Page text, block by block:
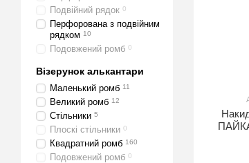
Подвійний рядок 0
Перфорована з подвійним
рядком 10
Подовжений ромб 0
Візерунок алькантари
Маленький ромб 11
Великий ромб 12
Стільники 5
Плоскі стільники 0
Квадратний ромб 160
Подовжений ромб 0